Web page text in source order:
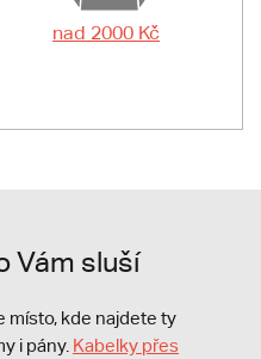
nad 2000 Kč
Vám sluší
místo, kde najdete ty
i pány. Kabelky přes